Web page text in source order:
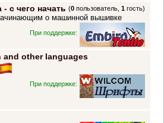
с чего начать (0 пользователь,1 гость)
о машинной вышивке
При поддержке:
and other languages
При поддержке: